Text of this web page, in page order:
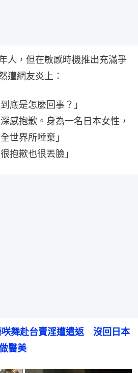
人，但在敏感時機推出充滿爭
遭網友炎上：
底是怎麼回事？」
感抱歉。身為一名日本女性，
世界所唾棄」
抱歉也很丟臉」
舞赴台賣淫遭遣返　沒回日本
醫美